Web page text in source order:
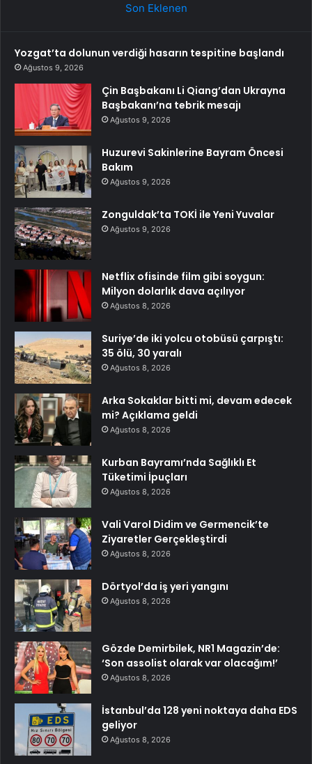
Son Eklenen
Yozgat’ta dolunun verdiği hasarın tespitine başlandı
Ağustos 9, 2026
Çin Başbakanı Li Qiang’dan Ukrayna
Başbakanı’na tebrik mesajı
Ağustos 9, 2026
Huzurevi Sakinlerine Bayram Öncesi
Bakım
Ağustos 9, 2026
Zonguldak’ta TOKİ ile Yeni Yuvalar
Ağustos 9, 2026
Netflix ofisinde film gibi soygun:
Milyon dolarlık dava açılıyor
Ağustos 8, 2026
Suriye’de iki yolcu otobüsü çarpıştı:
35 ölü, 30 yaralı
Ağustos 8, 2026
Arka Sokaklar bitti mi, devam edecek
mi? Açıklama geldi
Ağustos 8, 2026
Kurban Bayramı’nda Sağlıklı Et
Tüketimi İpuçları
Ağustos 8, 2026
Vali Varol Didim ve Germencik’te
Ziyaretler Gerçekleştirdi
Ağustos 8, 2026
Dörtyol’da iş yeri yangını
Ağustos 8, 2026
Gözde Demirbilek, NR1 Magazin’de:
‘Son assolist olarak var olacağım!’
Ağustos 8, 2026
İstanbul’da 128 yeni noktaya daha EDS
geliyor
Ağustos 8, 2026